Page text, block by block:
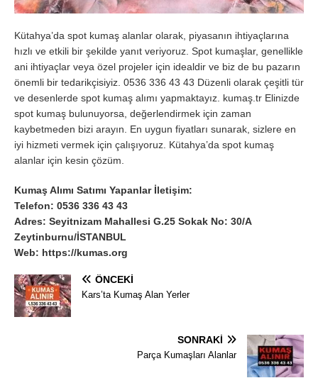
Kütahya’da spot kumaş alanlar olarak, piyasanın ihtiyaçlarına
hızlı ve etkili bir şekilde yanıt veriyoruz. Spot kumaşlar, genellikle
ani ihtiyaçlar veya özel projeler için idealdir ve biz de bu pazarın
önemli bir tedarikçisiyiz. 0536 336 43 43 Düzenli olarak çeşitli tür
ve desenlerde spot kumaş alımı yapmaktayız. kumaş.tr Elinizde
spot kumaş bulunuyorsa, değerlendirmek için zaman
kaybetmeden bizi arayın. En uygun fiyatları sunarak, sizlere en
iyi hizmeti vermek için çalışıyoruz. Kütahya’da spot kumaş
alanlar için kesin çözüm.
Kumaş Alımı Satımı Yapanlar İletişim:
Telefon: 0536 336 43 43
Adres: Seyitnizam Mahallesi G.25 Sokak No: 30/A
Zeytinburnu/İSTANBUL
Web: https://kumas.org
ÖNCEKI
Kars’ta Kumaş Alan Yerler
SONRAKI
Parça Kumaşları Alanlar